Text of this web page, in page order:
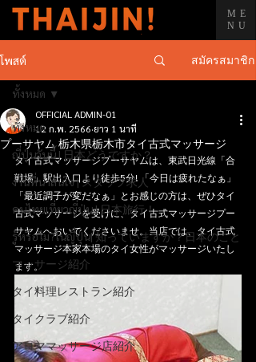
ME
NU
โพสต์ สมัครสมาชิก
ทั้งหมด
ญี่ปุ่นวันนี้ | 日本どうですか？
งานที่น่าสนใจ | スタッフ求人
คนไทยเที่ยวญี่ปุ่น | 日本旅行！
รู้หรือไม่?ในญี่ปุ่น| 知っていますか？日本のこと
マッサージ紹介
タイ料理レストラン紹介
タイクラブ紹介
アロママッサージ店紹介
ทั้งหมด
プーサヤム 栃木県栃木市タイ古式マッサージ
OFFICIAL ADMIN-01
12 ก.พ. 2566 ยาว 1 นาที
タイ古式マッサージプーサヤムは、東武日光線「合
戦場」駅出入口より徒歩5分! 「今日は疲れたなぁ」
「最近調子が変だなぁ」とお感じの方は、ぜひタイ
古式マッサージを受けに、タイ古式マッサージプー
サヤムへおいでくださいませ。当店では、タイ古式
マッサージ本家本場のタイ女性がマッサージいたし
ます。